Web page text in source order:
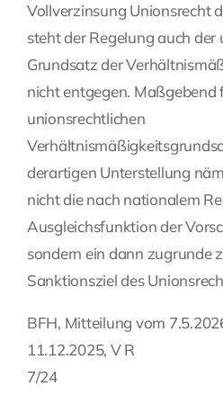
Vollverzinsung Unionsrecht
steht der Regelung auch der
Grundsatz der
nicht entgegen. Maßgebend
unionsrechtlichen
derartigen Unterstellung
nicht die nach nationalem
Ausgleichsfunktion der
sondern ein dann zugrunde
Sanktionsziel des
BFH, Mitteilung vom
11.12.2025, V R
7/24